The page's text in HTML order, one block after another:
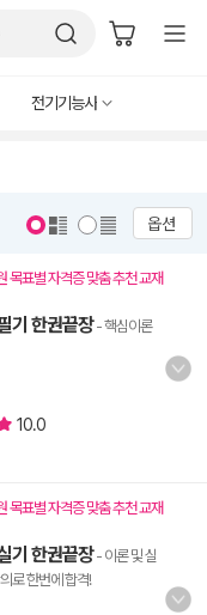
전기기능사
옵션
목표별 자격증 맞춤 추천 교재
기 한권끝장- 핵심이론
10.0
목표별 자격증 맞춤 추천 교재
기 한권끝장- 이론 및 실
로 한번에 합격!